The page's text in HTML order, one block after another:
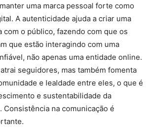
uma marca pessoal forte como
A autenticidade ajuda a criar uma
com o público, fazendo com que os
que estão interagindo com uma
não apenas uma entidade online.
seguidores, mas também fomenta
e lealdade entre eles, o que é
e sustentabilidade da
Consistência na comunicação é